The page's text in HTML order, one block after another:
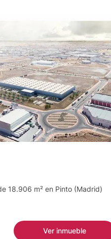
18.906 m² en Pinto (Madrid)
Ver inmueble